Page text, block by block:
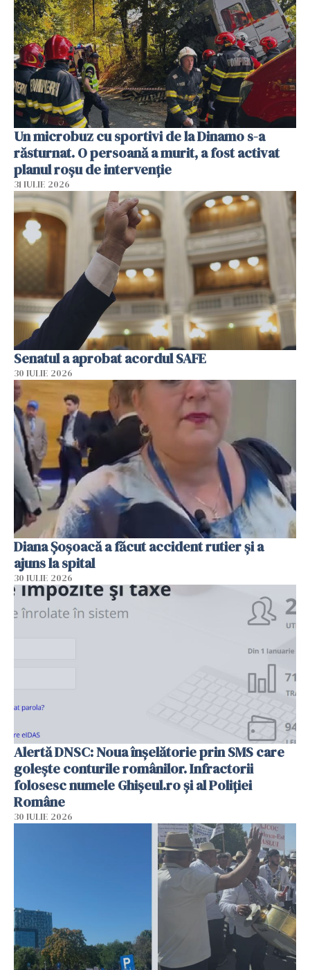
Un microbuz cu sportivi de la Dinamo s-a
răsturnat. O persoană a murit, a fost activat
planul roșu de intervenție
31 IULIE 2026
Senatul a aprobat acordul SAFE
30 IULIE 2026
Diana Șoșoacă a făcut accident rutier și a
ajuns la spital
30 IULIE 2026
Alertă DNSC: Noua înșelătorie prin SMS care
golește conturile românilor. Infractorii
folosesc numele Ghișeul.ro și al Poliției
Române
30 IULIE 2026